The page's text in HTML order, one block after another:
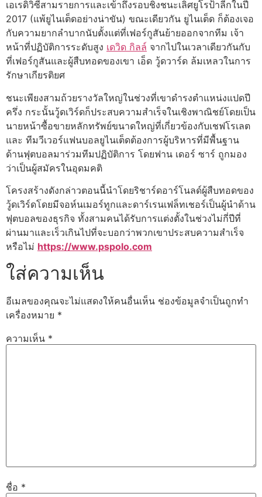
เอเรดิวิซี่สามรายการและเข้าถึงรอบชิงชนะเลิศยูโรป้าลีกในปี
2017 (แพ้ยูไนเต็ดอย่างน่าขัน) ขณะเดียวกัน ยูไนเต็ด ก็ต้องเจอ
กับความยากลําบากนับตั้งแต่ที่เฟอร์กูสันย้ายออกจากทีม เจ้า
หน้าที่ปฏิบัติการระดับสูง เดวิด กิลล์ จากไปในเวลาเดียวกันกับ
ที่เฟอร์กูสันและผู้สืบทอดของเขา เอ็ด วู้ดวาร์ด ล้มเหลวในการ
รักษาเกียรติยศ
ชนะเพียงสามถ้วยรางวัลใหญ่ในช่วงที่เขาดํารงตําแหน่งแปดปี
ครึ่ง กระนั้นวู้ดเวิร์ดก็ประสบความสําเร็จในเชิงพาณิชย์โดยเป็น
นายหน้าซื้อขายหลักทรัพย์ขนาดใหญ่ที่เกี่ยวข้องกับเชฟโรเลต
และ ทีมวีเวอร์แฟนบอลยูไนเต็ดต้องการผู้บริหารที่มีพื้นฐาน
ด้านฟุตบอลมาร่วมทีมปฏิบัติการ โดยฟาน เดอร์ ซาร์ ถูกมอง
ว่าเป็นผู้สมัครในอุดมคติ
โครงสร้างดังกล่าวตอนนี้นําโดยริชาร์ดอาร์โนลด์ผู้สืบทอดของ
วู้ดเวิร์ดโดยมีจอห์นเมอร์ทูกและดาร์เรนเฟล็ทเชอร์เป็นผู้นําด้าน
ฟุตบอลของธุรกิจ ทั้งสามคนได้รับการแต่งตั้งในช่วงไม่กี่ปีที่
ผ่านมาและเร็วเกินไปที่จะบอกว่าพวกเขาประสบความสําเร็จ
หรือไม่ https://www.pspolo.com
ใส่ความเห็น
อีเมลของคุณจะไม่แสดงให้คนอื่นเห็น ช่องข้อมูลจำเป็นถูกทำ
เครื่องหมาย *
ความเห็น *
ชื่อ *